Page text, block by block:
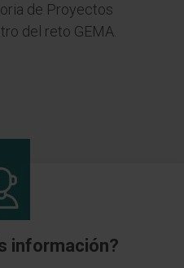
de Proyectos
del reto GEMA.
información?